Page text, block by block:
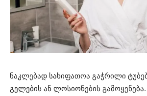
ნაკლებად სახიფათოა გაჭრილი
გელების ან ლოსიონების